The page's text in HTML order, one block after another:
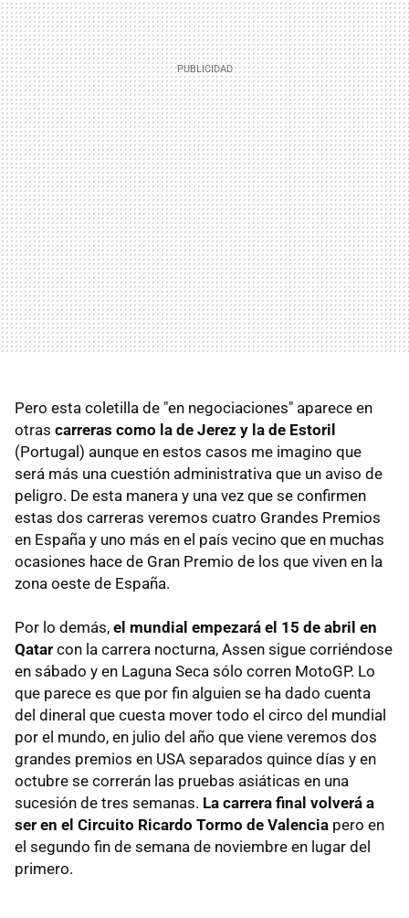
Pero esta coletilla de "en negociaciones" aparece en
otras carreras como la de Jerez y la de Estoril
(Portugal) aunque en estos casos me imagino que
será más una cuestión administrativa que un aviso de
peligro. De esta manera y una vez que se confirmen
estas dos carreras veremos cuatro Grandes Premios
en España y uno más en el país vecino que en muchas
ocasiones hace de Gran Premio de los que viven en la
zona oeste de España.
Por lo demás, el mundial empezará el 15 de abril en
Qatar con la carrera nocturna, Assen sigue corriéndose
en sábado y en Laguna Seca sólo corren MotoGP. Lo
que parece es que por fin alguien se ha dado cuenta
del dineral que cuesta mover todo el circo del mundial
por el mundo, en julio del año que viene veremos dos
grandes premios en USA separados quince días y en
octubre se correrán las pruebas asiáticas en una
sucesión de tres semanas. La carrera final volverá a
ser en el Circuito Ricardo Tormo de Valencia pero en
el segundo fin de semana de noviembre en lugar del
primero.